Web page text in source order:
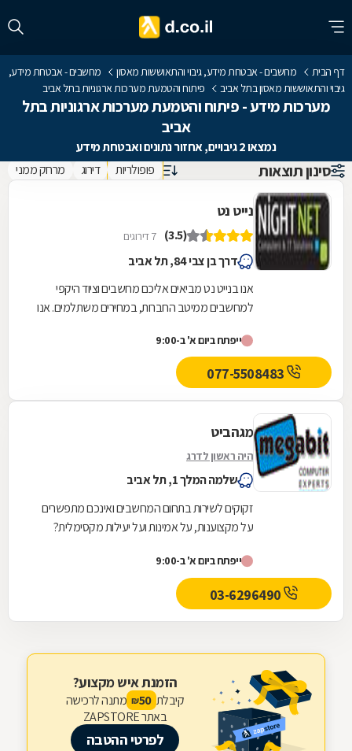
דף הבית מחשבים - אבטחת מידע, גיבוי והתאוששות מאסון
מחשבים - אבטחת מידע,
גיבוי והתאוששות מאסון בתל אביב
פיתוח והטמעת מערכות ארגוניות בתל אביב
מערכות מידע - פיתוח והטמעת מערכות ארגוניות בתל
אביב
נמצאו 2 גיבויים, אחזור נתונים ואבטחת מידע
סינון תוצאות פופולריות דירוג מרחק ממני
נייט נט
(3.5) 7 דירוגים
דרך בן צבי 84, תל אביב
אנו בנייט נט מביאים אליכם מחשבים וציוד היקפי
למחשבים ממיטב החברות, במחירים משתלמים. אנו
ייפתח ביום א' ב-9:00
מגהביט
היה ראשון לדרג
שלמה המלך 1, תל אביב
זקוקים לשירות בתחום המחשבים ואינכם מתפשרים
על מקצוענות, על אמינות ועל יעילות מקסימלית?
למחשבים...
ייפתח ביום א' ב-9:00
03-6296490
הזמנת איש מקצוע?
קיבלת 50
₪ מתנה לרכישה
באתר ZAPSTORE
לפרטי ההטבה